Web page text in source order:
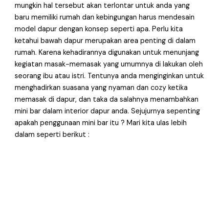
mungkin hal tersebut akan terlontar untuk anda yang
baru memiliki rumah dan kebingungan harus mendesain
model dapur dengan konsep seperti apa. Perlu kita
ketahui bawah dapur merupakan area penting di dalam
rumah. Karena kehadirannya digunakan untuk menunjang
kegiatan masak-memasak yang umumnya di lakukan oleh
seorang ibu atau istri. Tentunya anda menginginkan untuk
menghadirkan suasana yang nyaman dan cozy ketika
memasak di dapur, dan taka da salahnya menambahkan
mini bar dalam interior dapur anda. Sejujurnya sepenting
apakah penggunaan mini bar itu ? Mari kita ulas lebih
dalam seperti berikut :